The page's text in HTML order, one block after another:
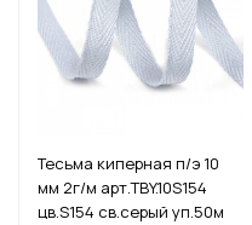
Тесьма киперная п/э 10
мм 2г/м арт.TBY.10S154
цв.S154 св.серый уп.50м